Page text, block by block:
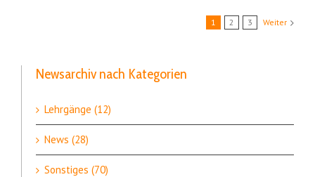
1 2 3 Weiter
Newsarchiv nach Kategorien
Lehrgänge (12)
News (28)
Sonstiges (70)